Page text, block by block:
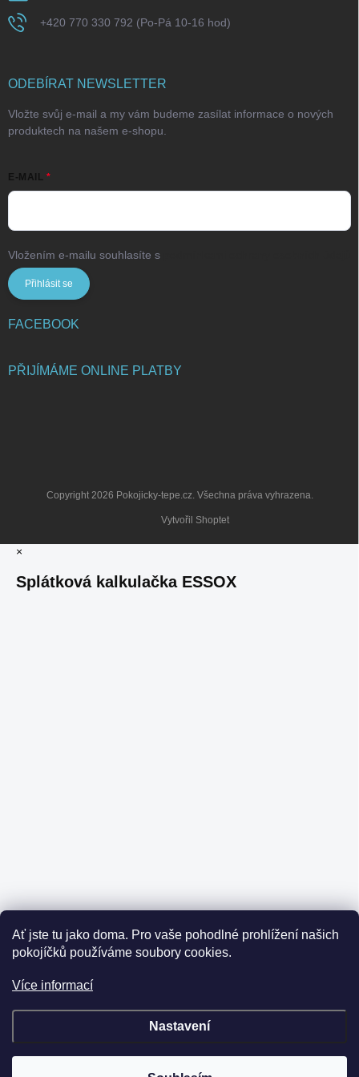
Ať jste tu jako doma. Pro vaše pohodlné prohlížení našich
pokojíčků používáme soubory cookies.
Více informací
Nastavení
+420 770 330 792 (Po-Pá 10-16 hod)
ODEBÍRAT NEWSLETTER
Vložte svůj e-mail a my vám budeme zasílat informace o nových
produktech na našem e-shopu.
E-MAIL
Vložením e-mailu souhlasíte s
Přihlásit se
FACEBOOK
PŘIJÍMÁME ONLINE PLATBY
Vytvořil Shoptet
Copyright 2026 Pokojicky-tepe.cz. Všechna práva vyhrazena.
×
Splátková kalkulačka ESSOX